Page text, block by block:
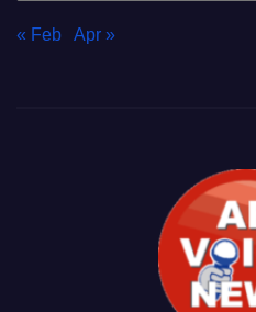
« Feb Apr »